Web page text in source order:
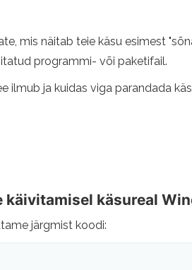
mis näitab teie käsu esimest
programmi- või paketifail.
ilmub ja kuidas viga parandada
käsureal
järgmist koodi: